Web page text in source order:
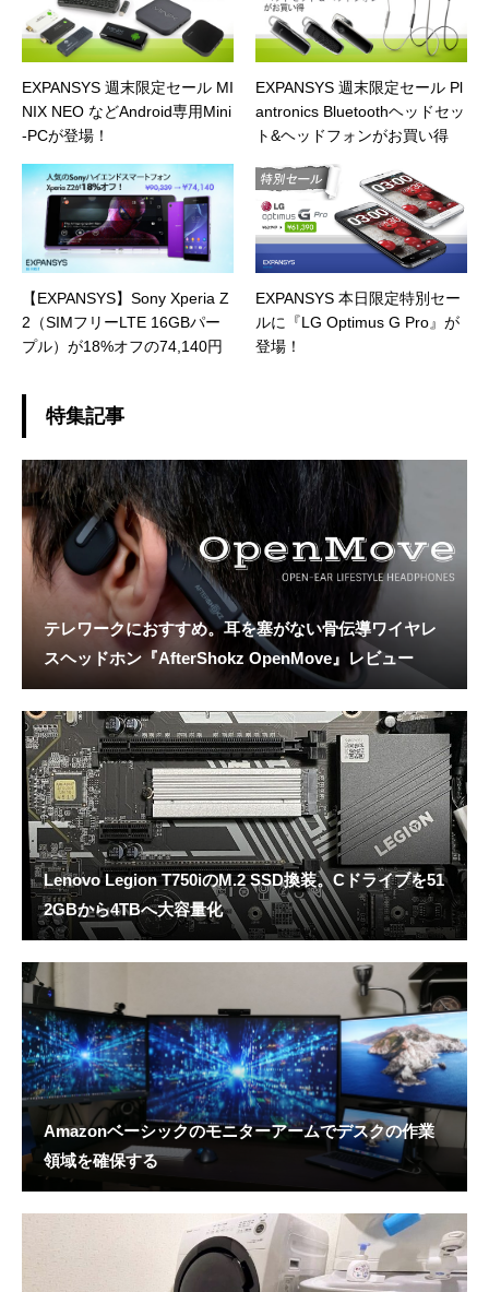
EXPANSYS 週末限定セール MI
NIX NEO などAndroid専用Mini
-PCが登場！
EXPANSYS 週末限定セール Pl
antronics Bluetoothヘッドセッ
ト&ヘッドフォンがお買い得
【EXPANSYS】Sony Xperia Z
2（SIMフリーLTE 16GBパー
プル）が18%オフの74,140円
EXPANSYS 本日限定特別セー
ルに『LG Optimus G Pro』が
登場！
特集記事
テレワークにおすすめ。耳を塞がない骨伝導ワイヤレ
スヘッドホン『AfterShokz OpenMove』レビュー
Lenovo Legion T750iのM.2 SSD換装。Cドライブを51
2GBから4TBへ大容量化
Amazonベーシックのモニターアームでデスクの作業
領域を確保する